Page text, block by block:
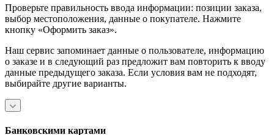
Проверьте правильность ввода информации: позиции заказа,
выбор местоположения, данные о покупателе. Нажмите
кнопку «Оформить заказ».
Наш сервис запоминает данные о пользователе, информацию
о заказе и в следующий раз предложит вам повторить к вводу
данные предыдущего заказа. Если условия вам не подходят,
выбирайте другие варианты.
Банковскими картами